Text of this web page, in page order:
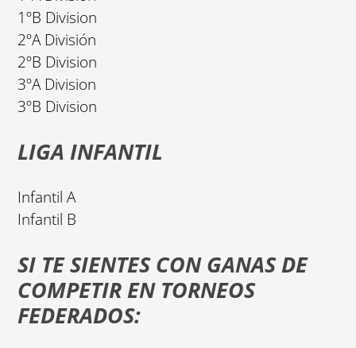
1ºB Division
2ºA División
2ºB Division
3ºA Division
3ºB Division
LIGA INFANTIL
Infantil A
Infantil B
SI TE SIENTES CON GANAS DE
COMPETIR EN TORNEOS
FEDERADOS: